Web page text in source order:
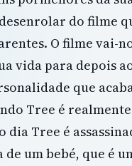
do filme
O filme vai-
vida para depois
que
Tree é realmente
Tree é
um bebé, que é